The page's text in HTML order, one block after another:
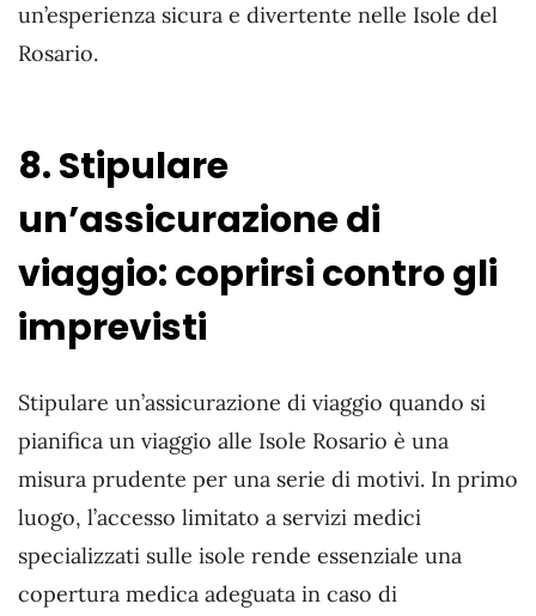
un’esperienza sicura e divertente nelle Isole del
Rosario.
8. Stipulare
un’assicurazione di
viaggio: coprirsi contro gli
imprevisti
Stipulare un’assicurazione di viaggio quando si
pianifica un viaggio alle Isole Rosario è una
misura prudente per una serie di motivi. In primo
luogo, l’accesso limitato a servizi medici
specializzati sulle isole rende essenziale una
copertura medica adeguata in caso di